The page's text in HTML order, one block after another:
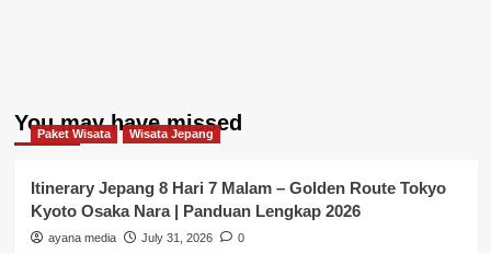
You may have missed
Paket Wisata Wisata Jepang
Itinerary Jepang 8 Hari 7 Malam – Golden Route Tokyo
Kyoto Osaka Nara | Panduan Lengkap 2026
ayana media July 31, 2026 0